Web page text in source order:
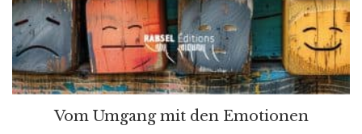
Vom Umgang mit den Emotionen